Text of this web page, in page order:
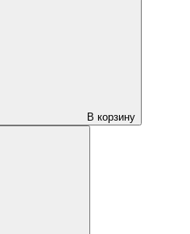
В корзину